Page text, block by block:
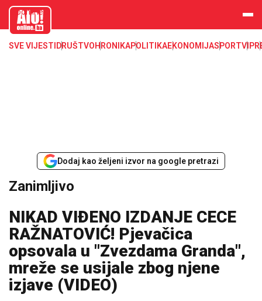
aloonline.b
SVE VIJESTI DRUŠTVOHRONIKAPOLITIKAEKONOMIJASPORTVIP
Dodaj kao željeni izvor na google pretrazi
Zanimljivo
NIKAD VIĐENO IZDANJE CECE
RAŽNATOVIĆ! Pjevačica
opsovala u "Zvezdama Granda",
mreže se usijale zbog njene
izjave (VIDEO)